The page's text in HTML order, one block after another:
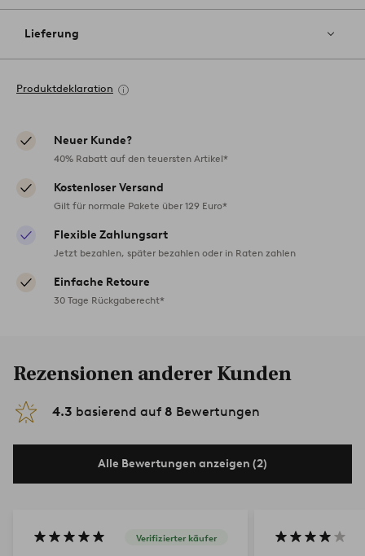
Lieferung
Produktdeklaration
Neuer Kunde?
40% Rabatt auf den teuersten Artikel*
Kostenloser Versand
Gilt für normale Pakete über 129 Euro*
Flexible Zahlungsart
Jetzt bezahlen, später bezahlen oder in Raten zahlen
Einfache Retoure
30 Tage Rückgaberecht*
Rezensionen anderer Kunden
4.3 basierend auf 8 Bewertungen
Alle Bewertungen anzeigen (2)
Verifizierter käufer